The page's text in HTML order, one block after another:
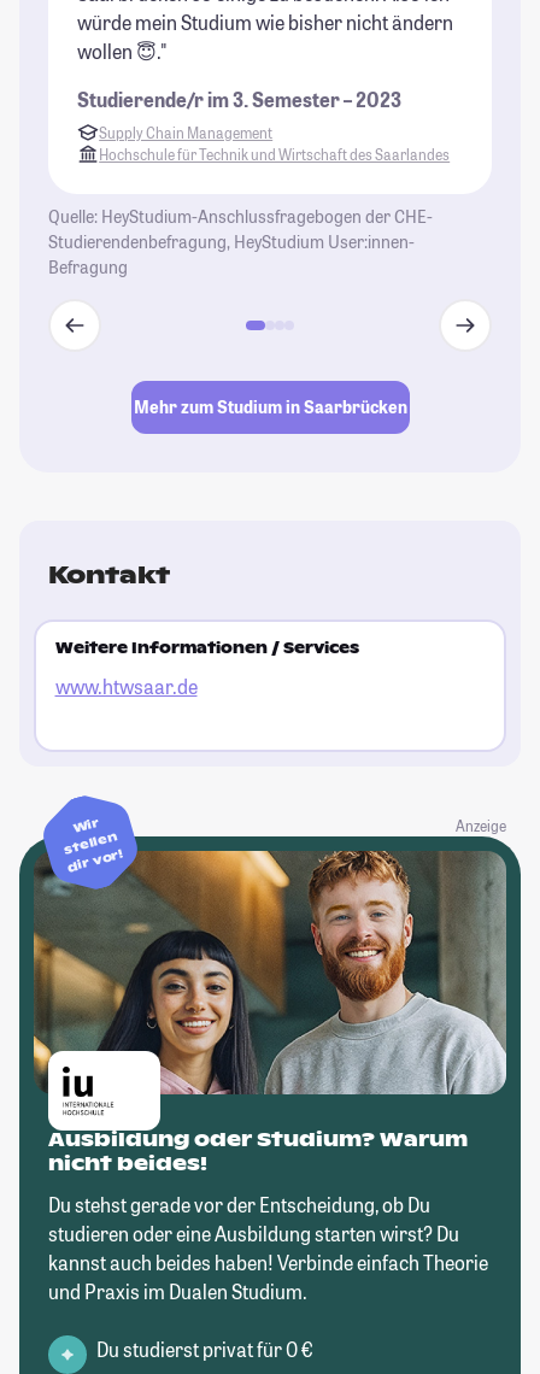
würde mein Studium wie bisher nicht ändern
wollen 😇."
Studierende/r im 3. Semester – 2023
Supply Chain Management
Hochschule für Technik und Wirtschaft des Saarlandes
Quelle: HeyStudium-Anschlussfragebogen der CHE-
Studierendenbefragung, HeyStudium User:innen-
Befragung
Mehr zum Studium in Saarbrücken
Kontakt
Weitere Informationen / Services
www.htwsaar.de
Anzeige
Wir
stellen
dir vor!
Ausbildung oder Studium? Warum
nicht beides!
Du stehst gerade vor der Entscheidung, ob Du
studieren oder eine Ausbildung starten wirst? Du
kannst auch beides haben! Verbinde einfach Theorie
und Praxis im Dualen Studium.
Du studierst privat für 0 €